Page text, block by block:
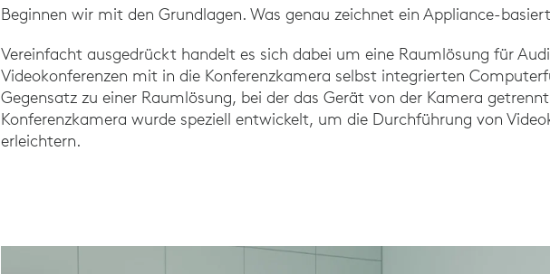
Beginnen wir mit den Grundlagen. Was genau zeichnet ein Appliance-
Vereinfacht ausgedrückt handelt es sich dabei um eine Raumlösung für
Videokonferenzen mit in die Konferenzkamera selbst integrierten
Gegensatz zu einer Raumlösung, bei der das Gerät von der Kamera
Konferenzkamera wurde speziell entwickelt, um die Durchführung von
erleichtern.